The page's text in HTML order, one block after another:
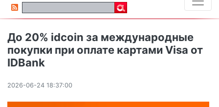
До 20% idcoin за международные
покупки при оплате картами Visa от
IDBank
2026-06-24 18:37:00